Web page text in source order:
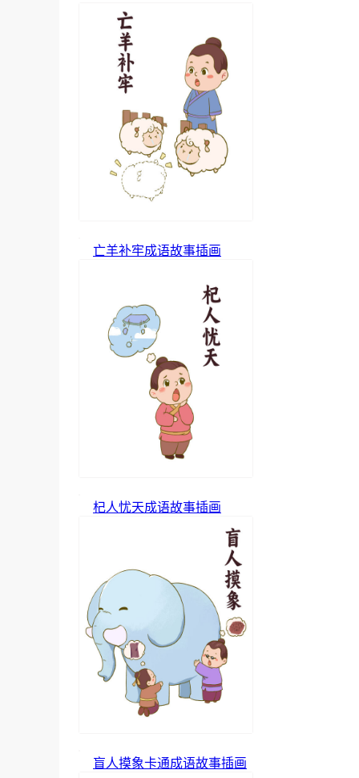
亡羊补牢成语故事插画
杞人忧天成语故事插画
盲人摸象卡通成语故事插画